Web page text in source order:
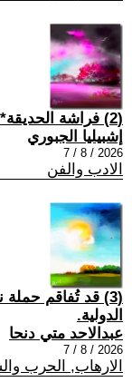
(2) فراشة الحديقة*
إشبيليا الجبوري
2026 / 8 / 7
الادب والفن
(3) قد تُفاقم حملة
الدولية.
عبدالاحد متي دنحا
2026 / 8 / 7
الارهاب, الحرب